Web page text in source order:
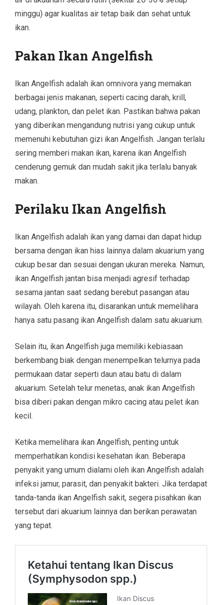
minggu) agar kualitas air tetap baik dan sehat untuk
ikan.
Pakan Ikan Angelfish
Ikan Angelfish adalah ikan omnivora yang memakan
berbagai jenis makanan, seperti cacing darah, krill,
udang, plankton, dan pelet ikan. Pastikan bahwa pakan
yang diberikan mengandung nutrisi yang cukup untuk
memenuhi kebutuhan gizi ikan Angelfish. Jangan terlalu
sering memberi makan ikan, karena ikan Angelfish
cenderung gemuk dan mudah sakit jika terlalu banyak
makan.
Perilaku Ikan Angelfish
Ikan Angelfish adalah ikan yang damai dan dapat hidup
bersama dengan ikan hias lainnya dalam akuarium yang
cukup besar dan sesuai dengan ukuran mereka. Namun,
ikan Angelfish jantan bisa menjadi agresif terhadap
sesama jantan saat sedang berebut pasangan atau
wilayah. Oleh karena itu, disarankan untuk memelihara
hanya satu pasang ikan Angelfish dalam satu akuarium.
Selain itu, ikan Angelfish juga memiliki kebiasaan
berkembang biak dengan menempelkan telurnya pada
permukaan datar seperti daun atau batu di dalam
akuarium. Setelah telur menetas, anak ikan Angelfish
bisa diberi pakan dengan mikro cacing atau pelet ikan
kecil.
Ketika memelihara ikan Angelfish, penting untuk
memperhatikan kondisi kesehatan ikan. Beberapa
penyakit yang umum dialami oleh ikan Angelfish adalah
infeksi jamur, parasit, dan penyakit bakteri. Jika terdapat
tanda-tanda ikan Angelfish sakit, segera pisahkan ikan
tersebut dari akuarium lainnya dan berikan perawatan
yang tepat.